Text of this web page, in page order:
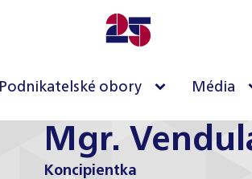
Podnikatelské obory Média
Mgr.
Koncipientka